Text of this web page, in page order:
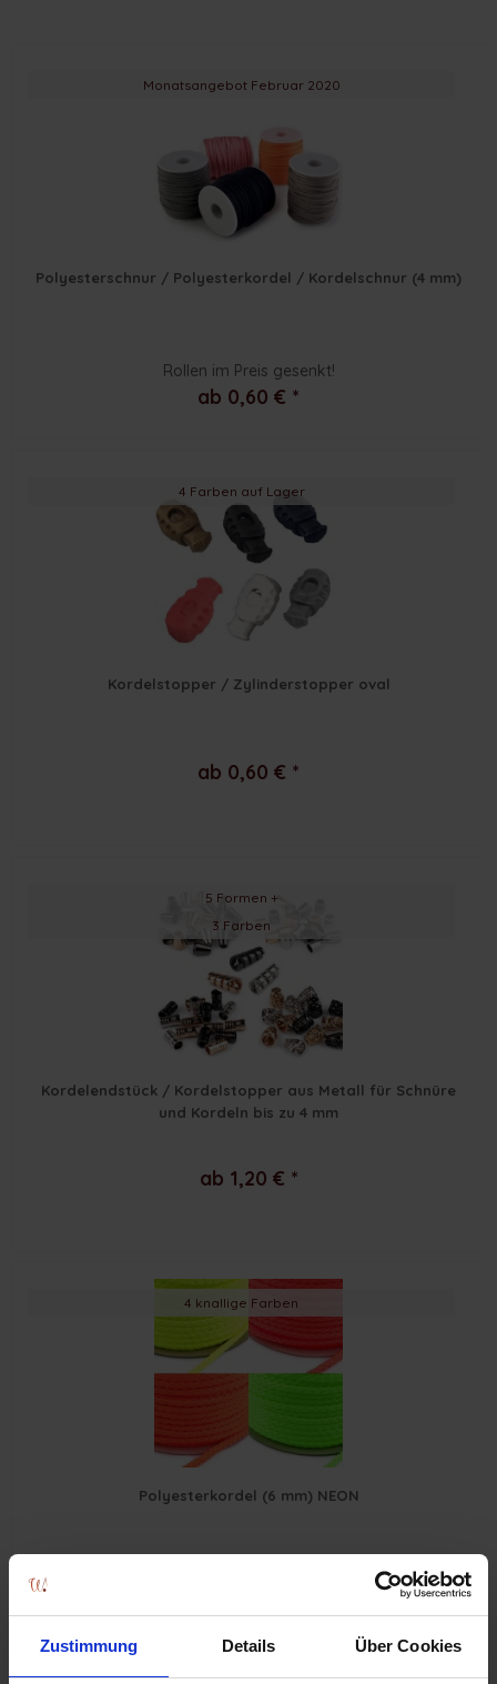
Zustimmung Details Über Cookies
Monatsangebot Februar 2020
Polyesterschnur / Polyesterkordel / Kordelschnur (4 mm)
Rollen im Preis gesenkt!
ab 0,60 € *
4 Farben auf Lager
Kordelstopper / Zylinderstopper oval
ab 0,60 € *
5 Formen +
3 Farben
Kordelendstück / Kordelstopper aus Metall für Schnüre
und Kordeln bis zu 4 mm
ab 1,20 € *
4 knallige Farben
Polyesterkordel (6 mm) NEON